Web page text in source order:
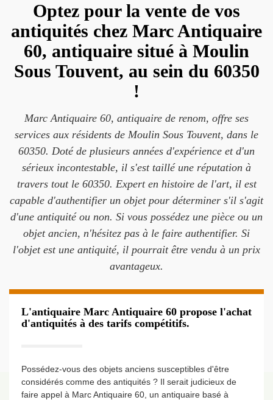
Optez pour la vente de vos
antiquités chez Marc Antiquaire
60, antiquaire situé à Moulin
Sous Touvent, au sein du 60350
!
Marc Antiquaire 60, antiquaire de renom, offre ses
services aux résidents de Moulin Sous Touvent, dans le
60350. Doté de plusieurs années d'expérience et d'un
sérieux incontestable, il s'est taillé une réputation à
travers tout le 60350. Expert en histoire de l'art, il est
capable d'authentifier un objet pour déterminer s'il s'agit
d'une antiquité ou non. Si vous possédez une pièce ou un
objet ancien, n'hésitez pas à le faire authentifier. Si
l'objet est une antiquité, il pourrait être vendu à un prix
avantageux.
L'antiquaire Marc Antiquaire 60 propose l'achat
d'antiquités à des tarifs compétitifs.
Possédez-vous des objets anciens susceptibles d'être
considérés comme des antiquités ? Il serait judicieux de
faire appel à Marc Antiquaire 60, un antiquaire basé à